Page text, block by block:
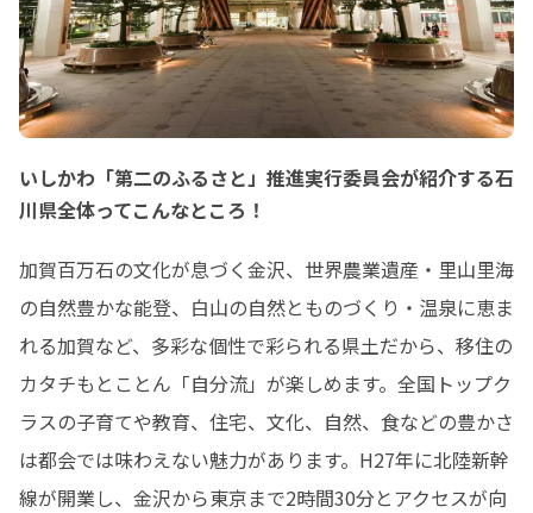
いしかわ「第二のふるさと」推進実行委員会が紹介する石
川県全体ってこんなところ！
加賀百万石の文化が息づく金沢、世界農業遺産・里山里海
の自然豊かな能登、白山の自然とものづくり・温泉に恵ま
れる加賀など、多彩な個性で彩られる県土だから、移住の
カタチもとことん「自分流」が楽しめます。全国トップク
ラスの子育てや教育、住宅、文化、自然、食などの豊かさ
は都会では味わえない魅力があります。H27年に北陸新幹
線が開業し、金沢から東京まで2時間30分とアクセスが向